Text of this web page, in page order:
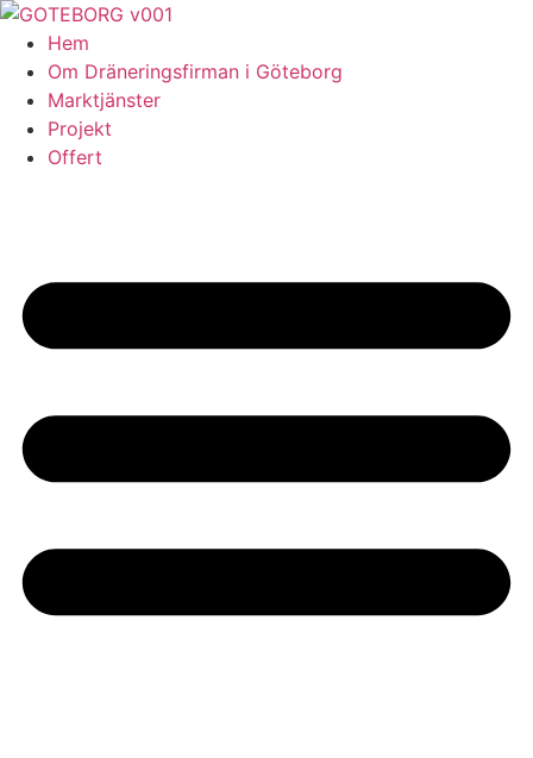
Skip
content
Hem
Om Dräneringsfirman i Göteborg
Marktjänster
Projekt
Offert